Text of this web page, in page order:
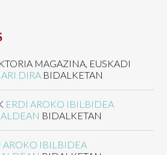
MAGAZINA, EUSKADI
DIRA BIDALKETAN
ERDI AROKO IBILBIDEA
BIDALKETAN
AROKO IBILBIDEA